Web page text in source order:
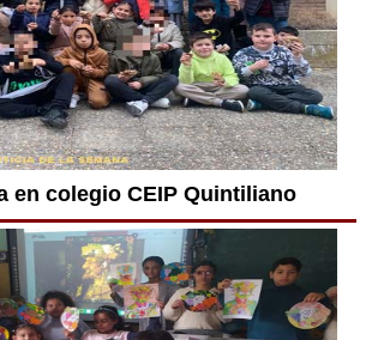
en colegio CEIP Quintiliano